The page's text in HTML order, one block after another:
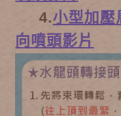
4.小型加壓
向噴頭影片